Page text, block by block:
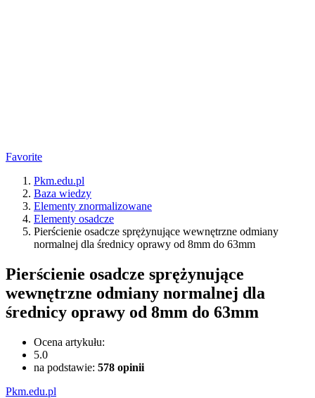
Favorite
Pkm.edu.pl
Baza wiedzy
Elementy znormalizowane
Elementy osadcze
Pierścienie osadcze sprężynujące wewnętrzne odmiany
normalnej dla średnicy oprawy od 8mm do 63mm
Pierścienie osadcze sprężynujące
wewnętrzne odmiany normalnej dla
średnicy oprawy od 8mm do 63mm
Ocena artykułu:
5.0
na podstawie: 578 opinii
Pkm.edu.pl